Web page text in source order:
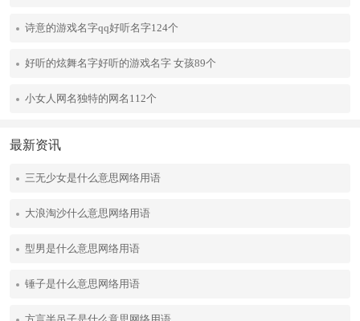
诗意的游戏名字qq好听名字124个
好听的炫舞名字好听的游戏名字 女孩89个
小女人网名独特的网名112个
最新资讯
三无少女是什么意思网络用语
大浪淘沙什么意思网络用语
型男是什么意思网络用语
锤子是什么意思网络用语